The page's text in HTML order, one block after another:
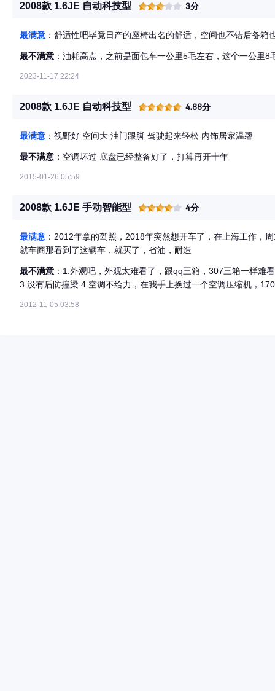
2008款 1.6JE 自动科技型 3分
最满意 ：舒适性吧毕竟日产的座椅出名的舒适，空间也不错后备箱
最不满意 ：油耗高点，之前是面包车一公里5毛左右，这个一公里
2023-11-17 22:24
2008款 1.6JE 自动科技型 4.88分
最满意 ：视野好 空间大 油门跟脚 驾驶起来轻松 内饰居家温馨
最不满意 ：空调坏过 底盘已经整备好了，打算再开十年
2015-01-26 05:59
2008款 1.6JE 手动智能型 4分
最满意 ：2012年拿的驾照，2018年突然想开车了，在上海工作，
就车商那看到了这辆车，就买了，省油，耐造
最不满意 ：1.外观吧，外观太难看了，跟qq三箱，307三箱一样难
3.没有后防撞梁 4.空调不给力，在我手上换过一个空调压缩机，
2012-11-05 03:58